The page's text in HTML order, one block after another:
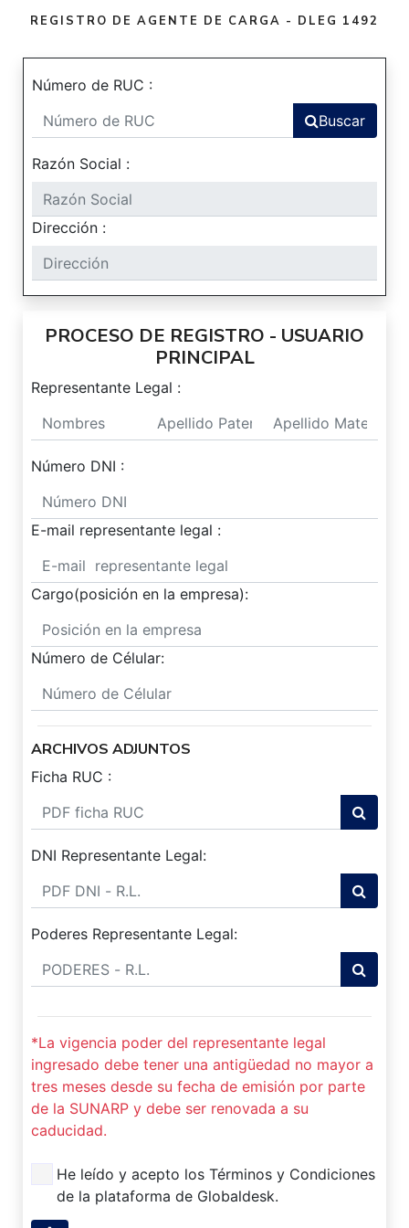
REGISTRO DE AGENTE DE CARGA - DLEG 1492
Número de RUC :
Buscar
Razón Social :
Dirección :
PROCESO DE REGISTRO - USUARIO
PRINCIPAL
Representante Legal :
Número DNI :
E-mail representante legal :
Cargo(posición en la empresa):
Número de Célular:
ARCHIVOS ADJUNTOS
Ficha RUC :
DNI Representante Legal:
Poderes Representante Legal:
*La vigencia poder del representante legal
ingresado debe tener una antigüedad no mayor a
tres meses desde su fecha de emisión por parte
de la SUNARP y debe ser renovada a su
caducidad.
He leído y acepto los Términos y Condiciones
de la plataforma de Globaldesk.